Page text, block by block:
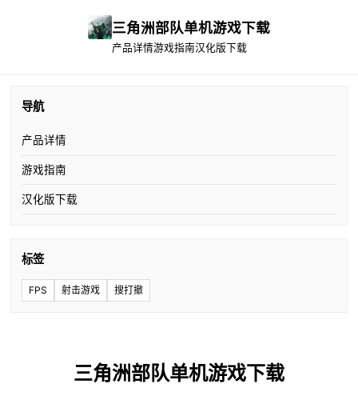
三角洲部队单机游戏下载
产品详情游戏指南汉化版下载
导航
产品详情
游戏指南
汉化版下载
标签
FPS 射击游戏 搜打撤
三角洲部队单机游戏下载